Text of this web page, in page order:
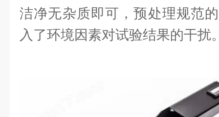
洁净无杂质即可，预处理规范
入了环境因素对试验结果的干扰